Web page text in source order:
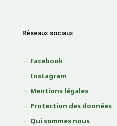
Réseaux sociaux
Facebook
Instagram
Mentions légales
Protection des données
Qui sommes nous